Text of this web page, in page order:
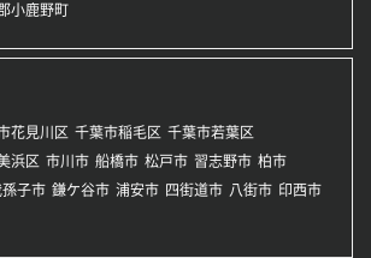
小鹿野町
花見川区 千葉市稲毛区 千葉市若葉区
浜区 市川市 船橋市 松戸市 習志野市 柏市
孫子市 鎌ケ谷市 浦安市 四街道市 八街市 印西市